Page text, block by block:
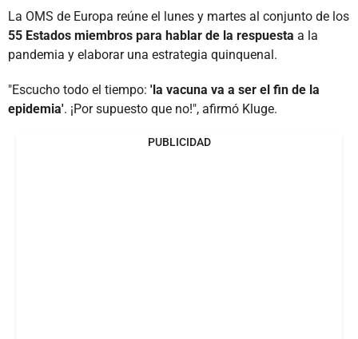
La OMS de Europa reúne el lunes y martes al conjunto de los
55 Estados miembros para hablar de la respuesta a la
pandemia y elaborar una estrategia quinquenal.
"Escucho todo el tiempo: 'la vacuna va a ser el fin de la
epidemia'. ¡Por supuesto que no!", afirmó Kluge.
PUBLICIDAD